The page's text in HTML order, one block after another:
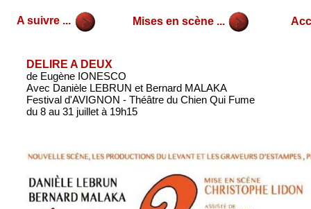
Mises en scène ...
A suivre ...
DELIRE A DEUX
de Eugène IONESCO
Avec Danièle LEBRUN et Bernard MALAKA
Festival d'AVIGNON - Théâtre du Chien Qui Fume
du 8 au 31 juillet à 19h15